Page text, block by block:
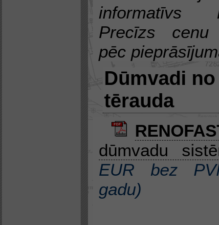
Precīzs cenu
pēc
Dūmvadi
tērauda
dūmvadu
EUR bez
gadu)